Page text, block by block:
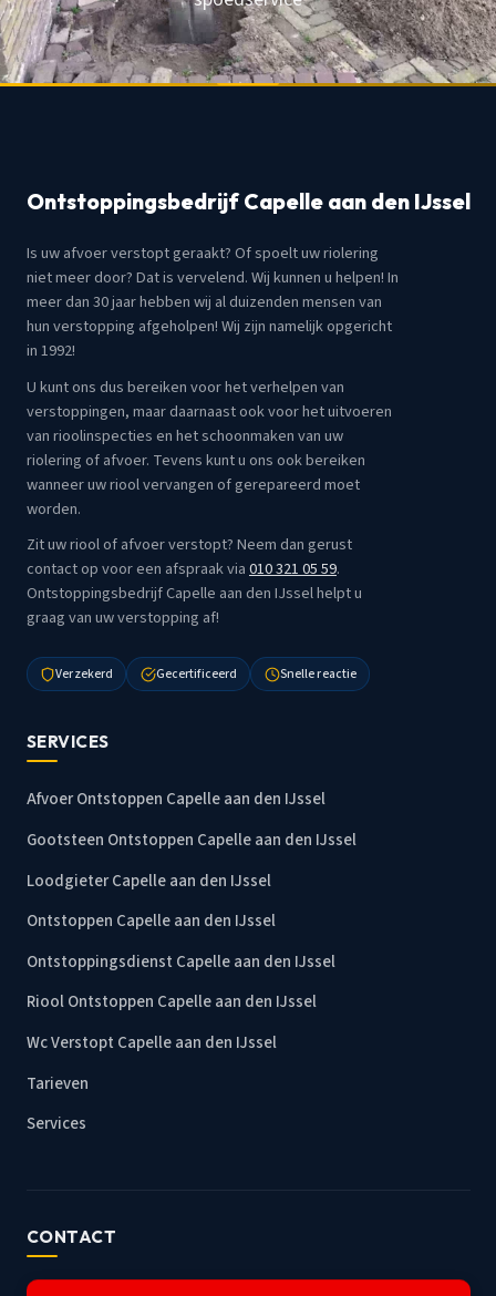
Ontstoppingsbedrijf Capelle aan den IJssel
Is uw afvoer verstopt geraakt? Of spoelt uw riolering
niet meer door? Dat is vervelend. Wij kunnen u helpen! In
meer dan 30 jaar hebben wij al duizenden mensen van
hun verstopping afgeholpen! Wij zijn namelijk opgericht
in 1992!
U kunt ons dus bereiken voor het verhelpen van
verstoppingen, maar daarnaast ook voor het uitvoeren
van rioolinspecties en het schoonmaken van uw
riolering of afvoer. Tevens kunt u ons ook bereiken
wanneer uw riool vervangen of gerepareerd moet
worden.
Zit uw riool of afvoer verstopt? Neem dan gerust
contact op voor een afspraak via010 321 05 59.
Ontstoppingsbedrijf Capelle aan den IJssel helpt u
graag van uw verstopping af!
Verzekerd Gecertificeerd Snelle reactie
SERVICES
Afvoer Ontstoppen Capelle aan den IJssel
Gootsteen Ontstoppen Capelle aan den IJssel
Loodgieter Capelle aan den IJssel
Ontstoppen Capelle aan den IJssel
Ontstoppingsdienst Capelle aan den IJssel
Riool Ontstoppen Capelle aan den IJssel
Wc Verstopt Capelle aan den IJssel
Tarieven
Services
CONTACT